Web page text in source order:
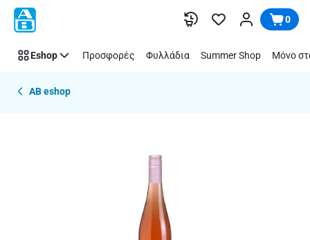
Παράλειψη 0
Eshop Προσφορές Φυλλάδια Summer Shop Μόνο
AB eshop